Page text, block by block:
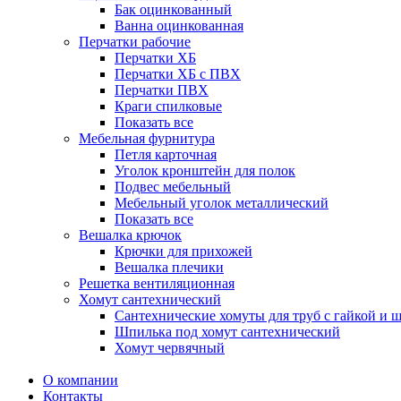
Бак оцинкованный
Ванна оцинкованная
Перчатки рабочие
Перчатки ХБ
Перчатки ХБ с ПВХ
Перчатки ПВХ
Краги спилковые
Показать все
Мебельная фурнитура
Петля карточная
Уголок кронштейн для полок
Подвес мебельный
Мебельный уголок металлический
Показать все
Вешалка крючок
Крючки для прихожей
Вешалка плечики
Решетка вентиляционная
Хомут сантехнический
Сантехнические хомуты для труб с гайкой и
Шпилька под хомут сантехнический
Хомут червячный
О компании
Контакты